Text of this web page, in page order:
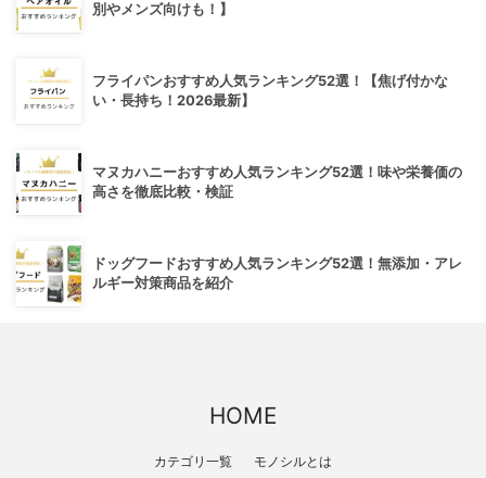
別やメンズ向けも！】
フライパンおすすめ人気ランキング52選！【焦げ付かな
い・長持ち！2026最新】
マヌカハニーおすすめ人気ランキング52選！味や栄養価の
高さを徹底比較・検証
ドッグフードおすすめ人気ランキング52選！無添加・アレ
ルギー対策商品を紹介
HOME
カテゴリ一覧 モノシルとは